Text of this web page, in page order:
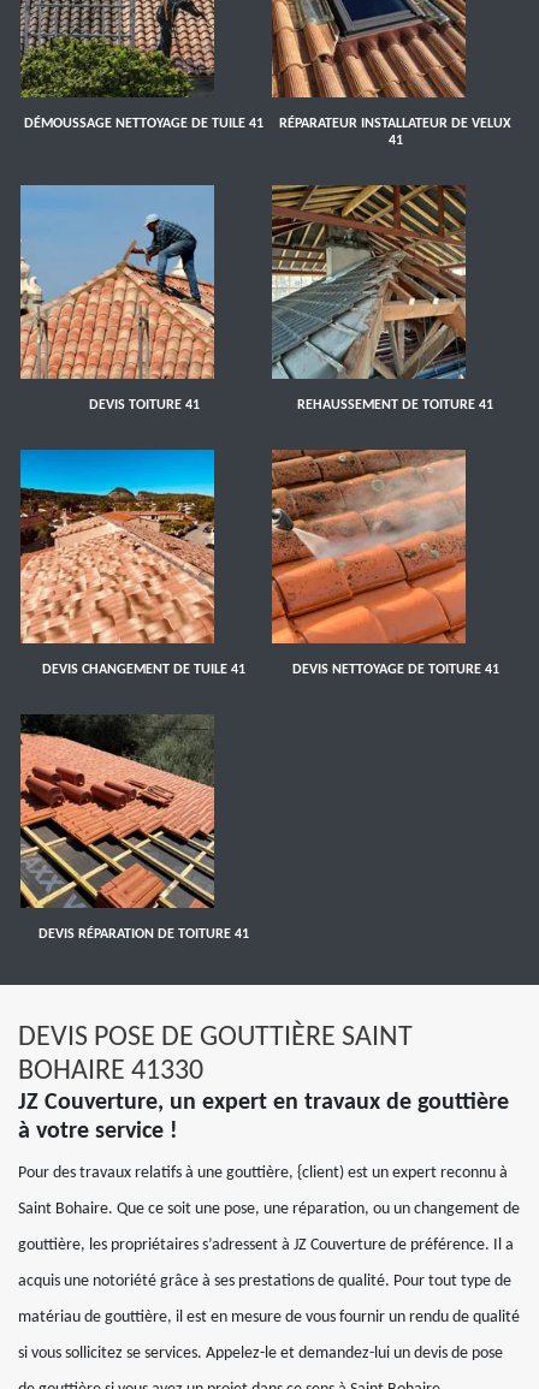
DÉMOUSSAGE NETTOYAGE DE TUILE 41
RÉPARATEUR INSTALLATEUR DE VELUX
41
DEVIS TOITURE 41 REHAUSSEMENT DE TOITURE 41
DEVIS CHANGEMENT DE TUILE 41 DEVIS NETTOYAGE DE TOITURE 41
DEVIS RÉPARATION DE TOITURE 41
DEVIS POSE DE GOUTTIÈRE SAINT
BOHAIRE 41330
JZ Couverture, un expert en travaux de gouttière
à votre service !
Pour des travaux relatifs à une gouttière, {client) est un expert reconnu à
Saint Bohaire. Que ce soit une pose, une réparation, ou un changement de
gouttière, les propriétaires s’adressent à JZ Couverture de préférence. Il a
acquis une notoriété grâce à ses prestations de qualité. Pour tout type de
matériau de gouttière, il est en mesure de vous fournir un rendu de qualité
si vous sollicitez se services. Appelez-le et demandez-lui un devis de pose